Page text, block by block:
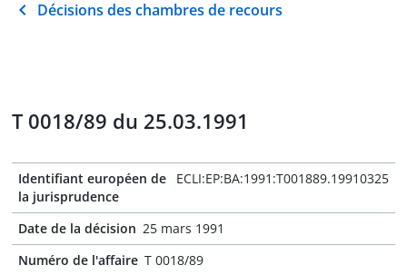
Décisions des chambres de recours
T 0018/89 du 25.03.1991
Identifiant européen de
la jurisprudence
ECLI:EP:BA:1991:T001889.19910325
Date de la décision 25 mars 1991
Numéro de l'affaire T 0018/89